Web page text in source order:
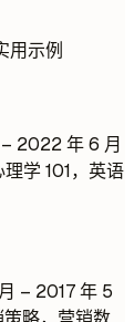
用示例
2022 年 6 月
学 101，英语
– 2017 年 5